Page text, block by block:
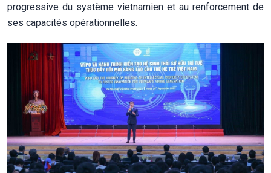
progressive du système vietnamien et au renforcement de
ses capacités opérationnelles.